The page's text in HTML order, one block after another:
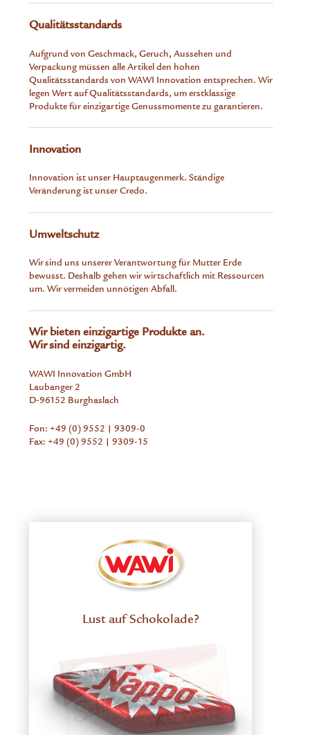
Qualitätsstandards
Aufgrund von Geschmack, Geruch, Aussehen und
Verpackung müssen alle Artikel den hohen
Qualitätsstandards von WAWI Innovation entsprechen. Wir
legen Wert auf Qualitätsstandards, um erstklassige
Produkte für einzigartige Genussmomente zu garantieren.
Innovation
Innovation ist unser Hauptaugenmerk. Ständige
Veränderung ist unser Credo.
Umweltschutz
Wir sind uns unserer Verantwortung für Mutter Erde
bewusst. Deshalb gehen wir wirtschaftlich mit Ressourcen
um. Wir vermeiden unnötigen Abfall.
Wir bieten einzigartige Produkte an.
Wir sind einzigartig.
WAWI Innovation GmbH
Laubanger 2
D-96152 Burghaslach
Fon: +49 (0) 9552 | 9309-0
Fax: +49 (0) 9552 | 9309-15
Lust auf Schokolade?